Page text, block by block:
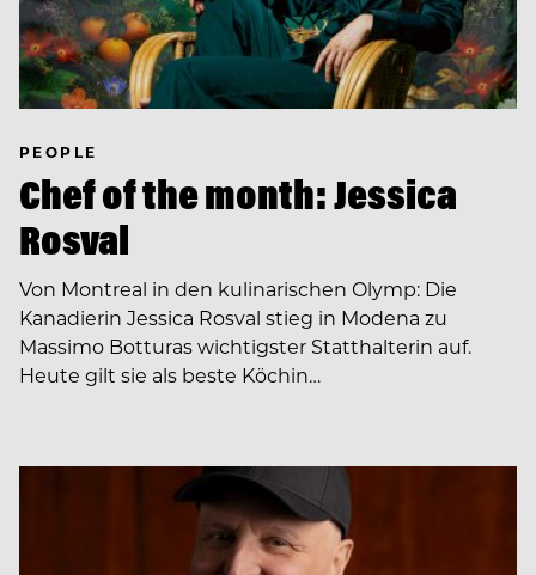
PEOPLE
Chef of the month: Jessica
Rosval
Von Montreal in den kulinarischen Olymp: Die
Kanadierin Jessica Rosval stieg in Modena zu
Massimo Botturas wichtigster Statthalterin auf.
Heute gilt sie als beste Köchin…